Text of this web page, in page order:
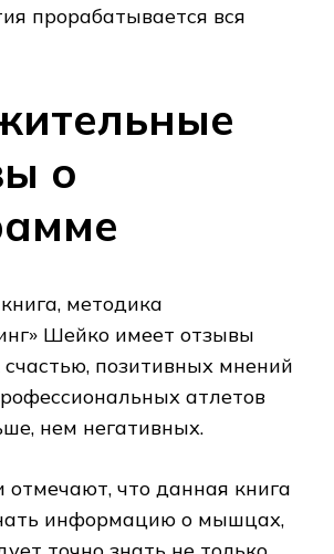
прорабатывается вся
о
методика
Шейко имеет отзывы
счастью, позитивных мнений
атлетов
нем негативных.
что данная книга
информацию о мышцах,